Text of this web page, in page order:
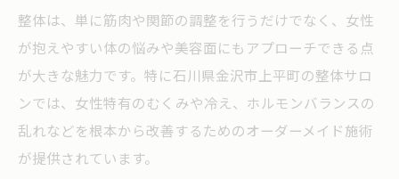
整体は、単に筋肉や関節の調整を行うだけでなく、女性
が抱えやすい体の悩みや美容面にもアプローチできる点
が大きな魅力です。特に石川県金沢市上平町の整体サロ
ンでは、女性特有のむくみや冷え、ホルモンバランスの
乱れなどを根本から改善するためのオーダーメイド施術
が提供されています。